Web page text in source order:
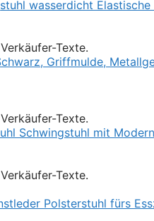
Texte.
Texte.
Texte.